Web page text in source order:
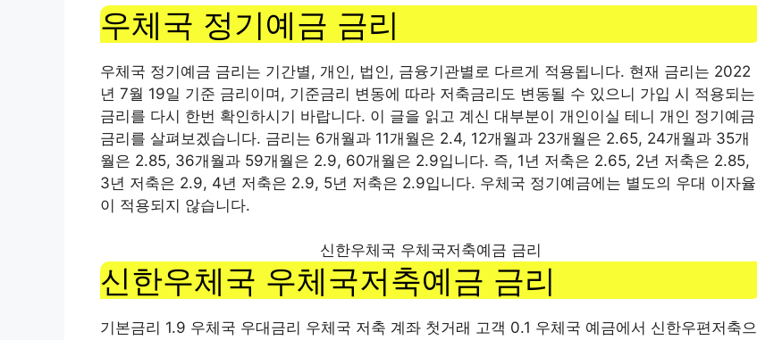
우체국 정기예금 금리
우체국 정기예금 금리는 기간별, 개인, 법인, 금융기관별로 다르게 적용됩니다. 현재 금리는 2022
년 7월 19일 기준 금리이며, 기준금리 변동에 따라 저축금리도 변동될 수 있으니 가입 시 적용되는
금리를 다시 한번 확인하시기 바랍니다. 이 글을 읽고 계신 대부분이 개인이실 테니 개인 정기예금
금리를 살펴보겠습니다. 금리는 6개월과 11개월은 2.4, 12개월과 23개월은 2.65, 24개월과 35개
월은 2.85, 36개월과 59개월은 2.9, 60개월은 2.9입니다. 즉, 1년 저축은 2.65, 2년 저축은 2.85,
3년 저축은 2.9, 4년 저축은 2.9, 5년 저축은 2.9입니다. 우체국 정기예금에는 별도의 우대 이자율
이 적용되지 않습니다.
신한우체국 우체국저축예금 금리
신한우체국 우체국저축예금 금리
기본금리 1.9 우체국 우대금리 우체국 저축 계좌 첫거래 고객 0.1 우체국 예금에서 신한우편저축으